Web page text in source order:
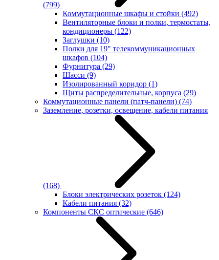
(799)
Коммутационные шкафы и стойки (492)
Вентиляторные блоки и полки, термостаты,
кондиционеры (122)
Заглушки (10)
Полки для 19" телекоммуникационных
шкафов (104)
Фурнитура (29)
Шасси (9)
Изолированный коридор (1)
Щиты распределительные, корпуса (29)
Коммутационные панели (патч-панели) (74)
Заземление, розетки, освещение, кабели питания
(168)
Блоки электрических розеток (124)
Кабели питания (32)
Компоненты СКС оптические (646)